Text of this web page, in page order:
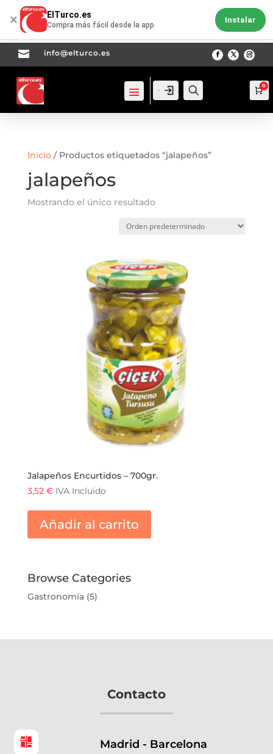
 info@elturco.es
Acceso
Acceso 0
Inicio/ Productos etiquetados “jalapeños”
jalapeños
Mostrando el único resultado
Jalapeños Encurtidos – 700gr.
3,52 € IVA Incluido
Añadir al carrito
Browse Categories
Gastronomía(5)
Contacto
Madrid - Barcelona
× ElTurco.es
Compra más fácil desde la app
Instalar